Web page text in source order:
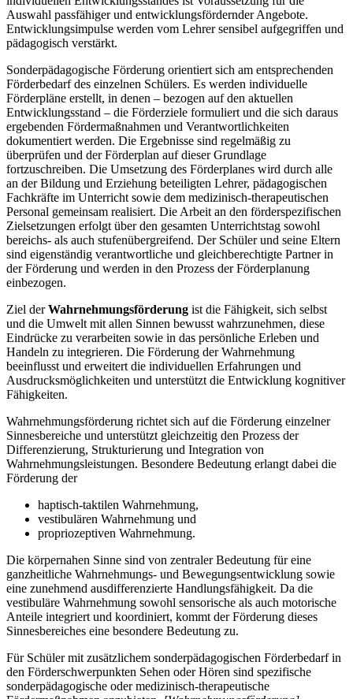
Auswahl passfähiger und entwicklungsfördernder Angebote.
Entwicklungsimpulse werden vom Lehrer sensibel aufgegriffen und
pädagogisch verstärkt.
Sonderpädagogische Förderung orientiert sich am entsprechenden
Förderbedarf des einzelnen Schülers. Es werden individuelle
Förderpläne erstellt, in denen – bezogen auf den aktuellen
Entwicklungsstand – die Förderziele formuliert und die sich daraus
ergebenden Fördermaßnahmen und Verantwortlichkeiten
dokumentiert werden. Die Ergebnisse sind regelmäßig zu
überprüfen und der Förderplan auf dieser Grundlage
fortzuschreiben. Die Umsetzung des Förderplanes wird durch alle
an der Bildung und Erziehung beteiligten Lehrer, pädagogischen
Fachkräfte im Unterricht sowie dem medizinisch-therapeutischen
Personal gemeinsam realisiert. Die Arbeit an den förderspezifischen
Zielsetzungen erfolgt über den gesamten Unterrichtstag sowohl
bereichs- als auch stufenübergreifend. Der Schüler und seine Eltern
sind eigenständig verantwortliche und gleichberechtigte Partner in
der Förderung und werden in den Prozess der Förderplanung
einbezogen.
Ziel derWahrnehmungsförderung ist die Fähigkeit, sich selbst
und die Umwelt mit allen Sinnen bewusst wahrzunehmen, diese
Eindrücke zu verarbeiten sowie in das persönliche Erleben und
Handeln zu integrieren. Die Förderung der Wahrnehmung
beeinflusst und erweitert die individuellen Erfahrungen und
Ausdrucksmöglichkeiten und unterstützt die Entwicklung kognitiver
Fähigkeiten.
Wahrnehmungsförderung richtet sich auf die Förderung einzelner
Sinnesbereiche und unterstützt gleichzeitig den Prozess der
Differenzierung, Strukturierung und Integration von
Wahrnehmungsleistungen. Besondere Bedeutung erlangt dabei die
Förderung der
haptisch-taktilen Wahrnehmung,
vestibulären Wahrnehmung und
propriozeptiven Wahrnehmung.
Die körpernahen Sinne sind von zentraler Bedeutung für eine
ganzheitliche Wahrnehmungs- und Bewegungsentwicklung sowie
eine zunehmend ausdifferenzierte Handlungsfähigkeit. Da die
vestibuläre Wahrnehmung sowohl sensorische als auch motorische
Anteile integriert und koordiniert, kommt der Förderung dieses
Sinnesbereiches eine besondere Bedeutung zu.
Für Schüler mit zusätzlichem sonderpädagogischen Förderbedarf in
den Förderschwerpunkten Sehen oder Hören sind spezifische
sonderpädagogische oder medizinisch-therapeutische